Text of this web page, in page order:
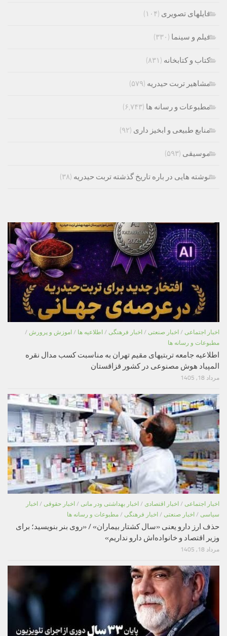
فایلهای تصویری (۱۰۴)
فیلم و سینما (۳۳۰)
کتاب و کتابخانه (۸۳۱)
مشاهیر تربت حیدریه (۵۷۹)
مطبوعات و رسانه ها (۶,۷۴۳)
منابع طبیعی و ابخیز داری (۹۲)
موسیقی (۵۹۳)
نوشته هایی در باره تاریخ گذشته تربت حیدریه (۳۸)
اخبار اجتماعی / اخبار صنعتی / اخبار فرهنگی / اطلاعیه ها / اموزش و پرورش /
مطبوعات و رسانه ها
اطلاعیه جامعه تربتیهای مقیم تهران به مناسبت کسب مدال نقره
المپیاد هوش مصنوعی در کشور قزاقستان
مرداد 18, 1405
اخبار اجتماعی / اخبار اقتصادی / اخبار بهداشتی ودر مانی / اخبار حقوقی / اخبار
سیاسی / اخبار صنعتی / اخبار فرهنگی / مطبوعات و رسانه ها
حذف ارز دارو یعنی «سال کشتار بیماران» / «روی بنر بنویسید؛ برای
وزیر اقتصاد و خانواده‌اش دارو نداریم»
مرداد 18, 1405